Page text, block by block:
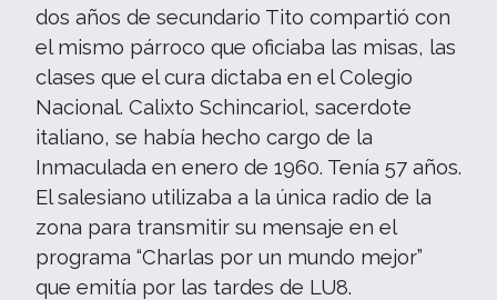
dos años de secundario Tito compartió con
el mismo párroco que oficiaba las misas, las
clases que el cura dictaba en el Colegio
Nacional. Calixto Schincariol, sacerdote
italiano, se había hecho cargo de la
Inmaculada en enero de 1960. Tenía 57 años.
El salesiano utilizaba a la única radio de la
zona para transmitir su mensaje en el
programa “Charlas por un mundo mejor”
que emitía por las tardes de LU8.